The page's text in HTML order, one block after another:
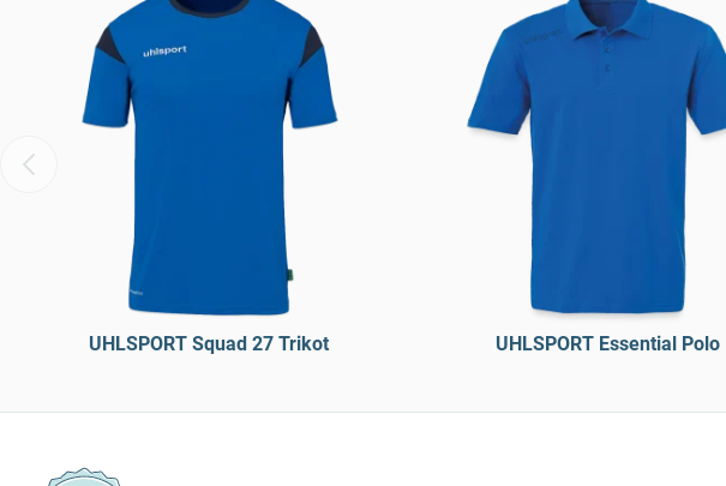
UHLSPORT Squad 27 Trikot UHLSPORT Essential Polo